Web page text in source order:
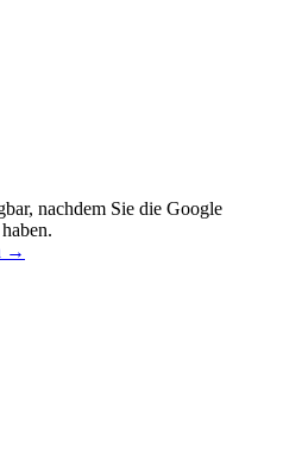
nachdem Sie die Google
→